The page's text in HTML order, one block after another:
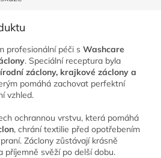
profesionální péči s Washcare
. Speciální receptura byla
záclony, krajkové záclony a
pomáhá zachovat perfektní
vzhled.
ochrannou vrstvu, která pomáhá
, chrání textilie před opotřebením
Záclony zůstávají krásně
příjemně svěží po delší dobu.